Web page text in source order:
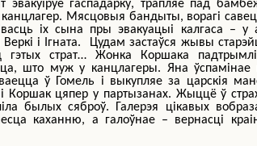
гаспадарку, трапляе пад
Мясцовыя бандыты, ворагі
іх сына пры эвакуацыі калгаса – у
Веркі і Ігната. Цудам застаўся жывы
страт… Жонка Коршака
што муж у канцлагеры. Яна ўспамінае
ў Гомель і выкупляе за царскія
Коршак цяпер у партызанах. Жыццё ў
былых сяброў. Галерэя цікавых
каханню, а галоўнае – вернасці